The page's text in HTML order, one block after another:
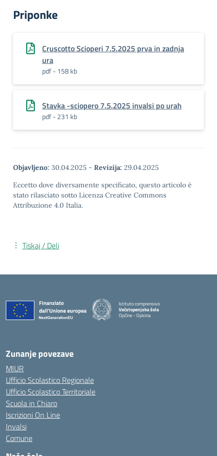
Priponke
Cruscotto Scioperi 7.5.2025 prva in zadnja
ura
pdf - 158 kb
Stavka -sciopero 7.5.2025 invalsi po urah
pdf - 231 kb
Objavljeno: 30.04.2025 - Revizija: 29.04.2025
Eccetto dove diversamente specificato, questo articolo è
stato rilasciato sotto Licenza Creative Commons
Attribuzione 4.0 Italia.
Tiskaj / Deli
Istituto comprensivo
Večstopenjska šola
Opčine - Opicina
Zunanje povezave
MIUR
Ufficio Scolastico Regionale
Ufficio Scolastico Territoriale
Scuola in Chiaro
Iscrizioni On Line
Invalsi
Comune